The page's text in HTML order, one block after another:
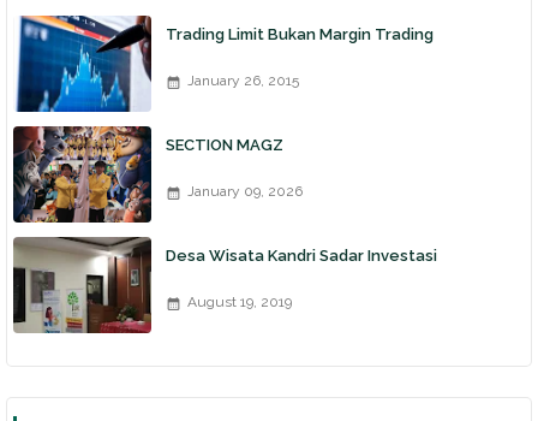
Trading Limit Bukan Margin Trading
January 26, 2015
SECTION MAGZ
January 09, 2026
Desa Wisata Kandri Sadar Investasi
August 19, 2019